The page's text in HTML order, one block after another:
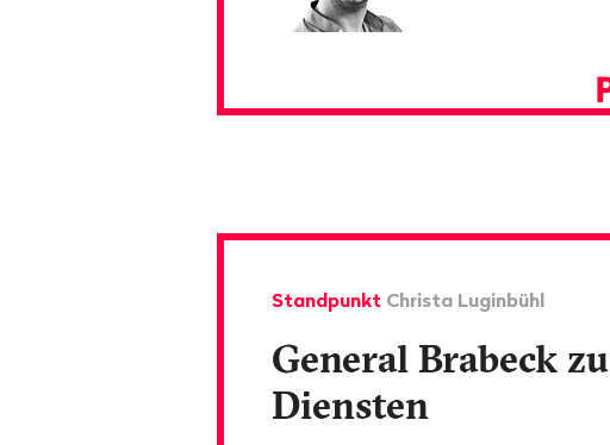
Standpunkt Christa Luginbühl
General Brabeck zu
Diensten